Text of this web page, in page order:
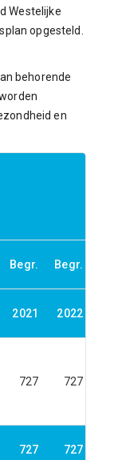
Westelijke
opgesteld.
behorende
en
Begr. Begr.
2021 2022
727 727
727 727